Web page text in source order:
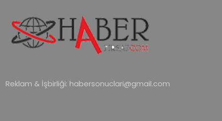
Reklam & İşbirliği: habersonuclari@gmail.com